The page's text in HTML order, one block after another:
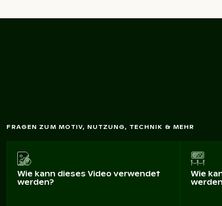
FRAGEN ZUM MOTIV, NUTZUNG, TECHNIK & MEHR
Wie kann dieses Video verwendet
werden?
Wie